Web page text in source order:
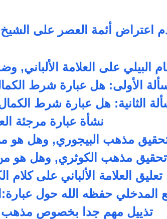
اعتراض أئمة العصر على الشيخ
البيلي على العلامة الألباني,
الأولى: هل عبارة شرط
الثانية: هل عبارة شرط
نشأة عبارة مرجئة
مذهب البيجوري, وهل هو
تحقيق مذهب الكوثري, وهل هو
تعليق العلامة الألباني على كلام
المدخلي حفظه الله حول
تذييل مهم جدا بخصوص مذهب